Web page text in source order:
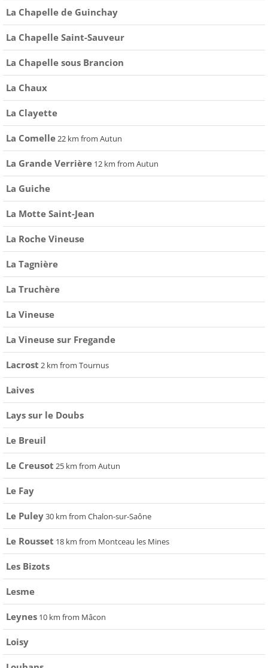
La Chapelle de Guinchay
La Chapelle Saint-Sauveur
La Chapelle sous Brancion
La Chaux
La Clayette
La Comelle22 km from Autun
La Grande Verrière 12 km from Autun
La Guiche
La Motte Saint-Jean
La Roche Vineuse
La Tagnière
La Truchère
La Vineuse
La Vineuse sur Fregande
Lacrost 2 km from Tournus
Laives
Lays sur le Doubs
Le Breuil
Le Creusot 25 km from Autun
Le Fay
Le Puley30 km from Chalon-sur-Saône
Le Rousset 18 km from Montceau les Mines
Les Bizots
Lesme
Leynes 10 km from Mâcon
Loisy